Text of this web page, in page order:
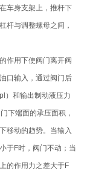
车身支架上，推杆下
杆与调整螺母之间，
作用下使阀门离开阀
口输入，通过阀门后
）和输出制动液压力
下端面的承压面积，
移动的趋势。当输入
于F时，阀门不动；当
的作用力之差大于F